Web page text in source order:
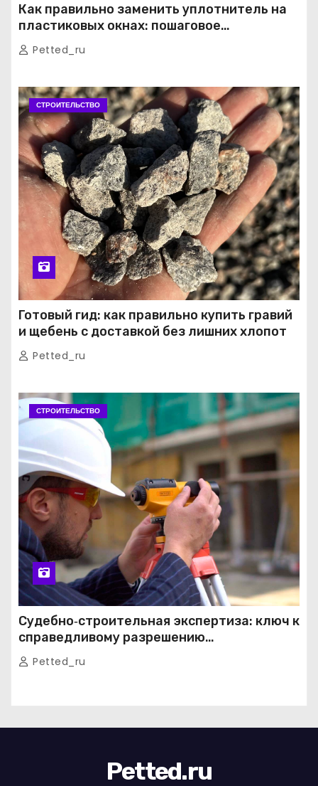
Как правильно заменить уплотнитель на
пластиковых окнах: пошаговое
руководство от экспертов
Petted_ru
СТРОИТЕЛЬСТВО
Готовый гид: как правильно купить гравий
и щебень с доставкой без лишних хлопот
Petted_ru
СТРОИТЕЛЬСТВО
Судебно‑строительная экспертиза: ключ к
справедливому разрешению
строительных споров
Petted_ru
Petted.ru